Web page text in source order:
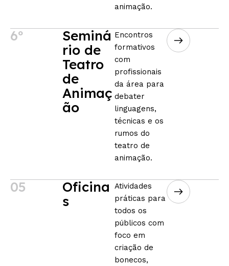
animação.
6º
Seminá
rio de
Teatro
de
Animaç
ão
Encontros
formativos
com
profissionais
da área para
debater
linguagens,
técnicas e os
rumos do
teatro de
animação.
05
Oficina
s
Atividades
práticas para
todos os
públicos com
foco em
criação de
bonecos,